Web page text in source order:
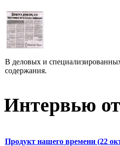
В деловых и
содержания.
Интервью
Продукт нашего времени (22